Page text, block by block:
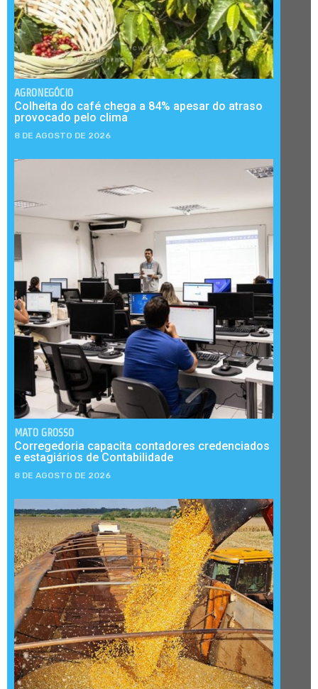
AGRONEGÓCIO
Colheita do café chega a 84% apesar do atraso
provocado pelo clima
8 DE AGOSTO DE 2026
MATO GROSSO
Corregedoria capacita contadores credenciados
e estagiários de Contabilidade
8 DE AGOSTO DE 2026